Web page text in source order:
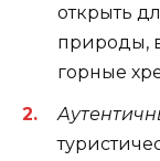
открыть
природы,
горные